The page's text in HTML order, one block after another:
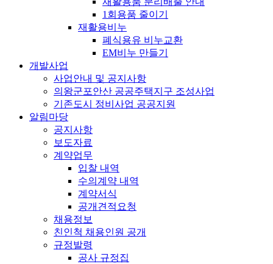
1회용품 줄이기
재활용비누
폐식용유 비누교환
EM비누 만들기
개발사업
사업안내 및 공지사항
의왕군포안산 공공주택지구 조성사업
기존도시 정비사업 공공지원
알림마당
공지사항
보도자료
계약업무
입찰 내역
수의계약 내역
계약서식
공개견적요청
채용정보
친인척 채용인원 공개
규정발령
공사 규정집